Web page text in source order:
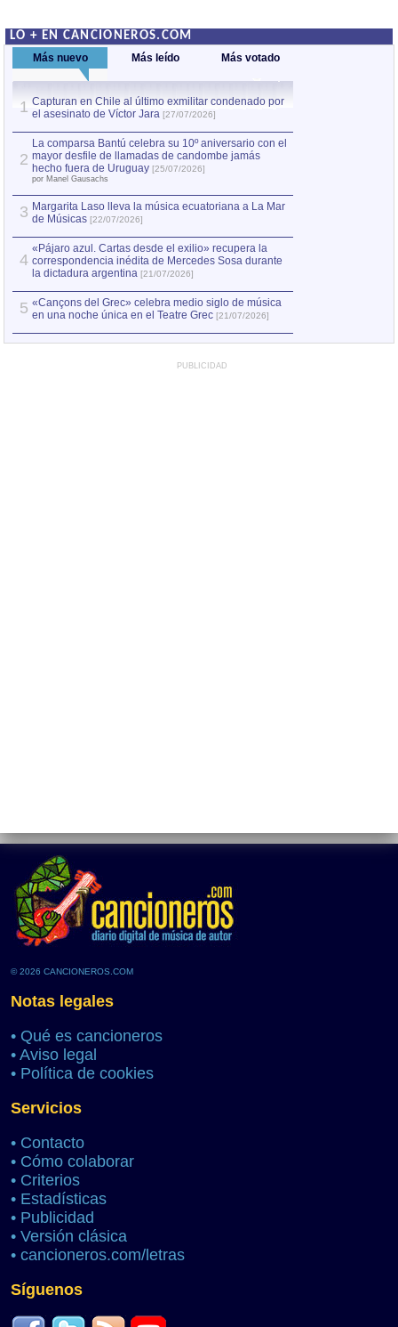
LO + EN CANCIONEROS.COM
Más nuevo Más leído Más votado
1 Capturan en Chile al último exmilitar condenado por
el asesinato de Víctor Jara [27/07/2026]
2
La comparsa Bantú celebra su 10º aniversario con el
mayor desfile de llamadas de candombe jamás
hecho fuera de Uruguay [25/07/2026]
por Manel Gausachs
3 Margarita Laso lleva la música ecuatoriana a La Mar
de Músicas [22/07/2026]
4
«Pájaro azul. Cartas desde el exilio» recupera la
correspondencia inédita de Mercedes Sosa durante
la dictadura argentina [21/07/2026]
5 «Cançons del Grec» celebra medio siglo de música
en una noche única en el Teatre Grec [21/07/2026]
PUBLICIDAD
© 2026 CANCIONEROS.COM
Notas legales
• Qué es cancioneros
• Aviso legal
• Política de cookies
Servicios
• Contacto
• Cómo colaborar
• Criterios
• Estadísticas
• Publicidad
• Versión clásica
• cancioneros.com/letras
Síguenos